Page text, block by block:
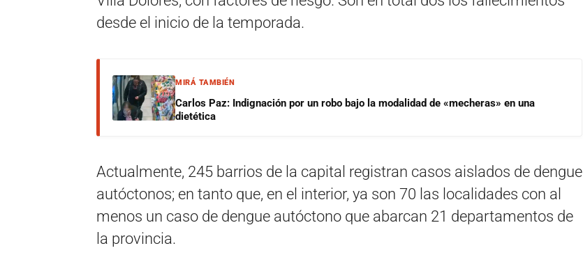
desde el inicio de la temporada.
MIRÁ TAMBIÉN
Carlos Paz: Indignación por un robo bajo la modalidad de «mecheras» en una
dietética
Actualmente, 245 barrios de la capital registran casos aislados de dengue
autóctonos; en tanto que, en el interior, ya son 70 las localidades con al
menos un caso de dengue autóctono que abarcan 21 departamentos de
la provincia.